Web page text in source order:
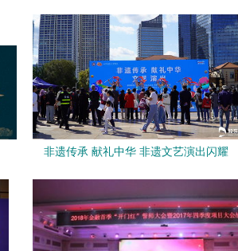
非遗传承 献礼中华 非遗文艺演出闪耀